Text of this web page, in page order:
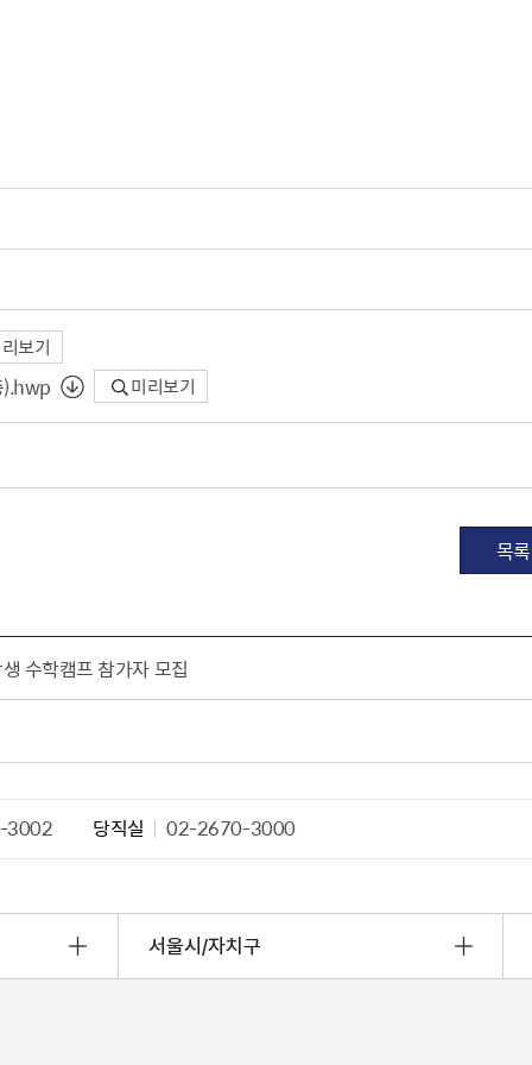
보기
.hwp 미리보기
목록
수학캠프 참가자 모집
당직실 02-2670-3000
서울시/자치구